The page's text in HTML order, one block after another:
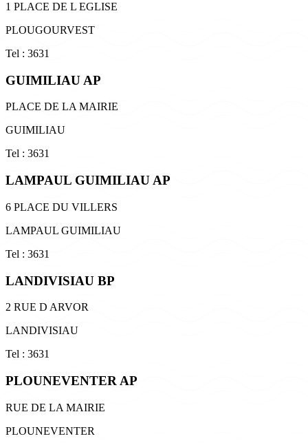
1 PLACE DE L EGLISE
PLOUGOURVEST
Tel : 3631
GUIMILIAU AP
PLACE DE LA MAIRIE
GUIMILIAU
Tel : 3631
LAMPAUL GUIMILIAU AP
6 PLACE DU VILLERS
LAMPAUL GUIMILIAU
Tel : 3631
LANDIVISIAU BP
2 RUE D ARVOR
LANDIVISIAU
Tel : 3631
PLOUNEVENTER AP
RUE DE LA MAIRIE
PLOUNEVENTER